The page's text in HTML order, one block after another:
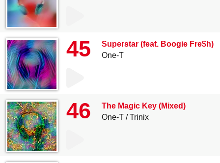
45
Superstar (feat. Boogie Fre$h)
One-T
46
The Magic Key (Mixed)
One-T
Trinix